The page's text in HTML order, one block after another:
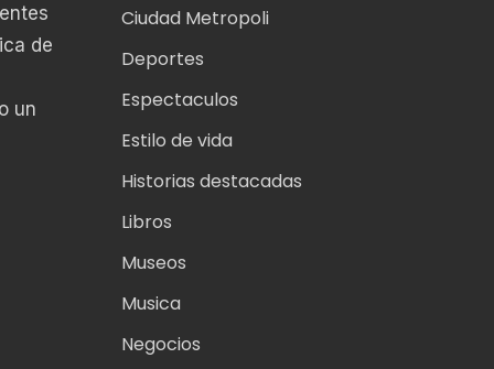
de
un
Ciudad Metropoli
Deportes
Espectaculos
Estilo de vida
Historias destacadas
Libros
Museos
Musica
Negocios